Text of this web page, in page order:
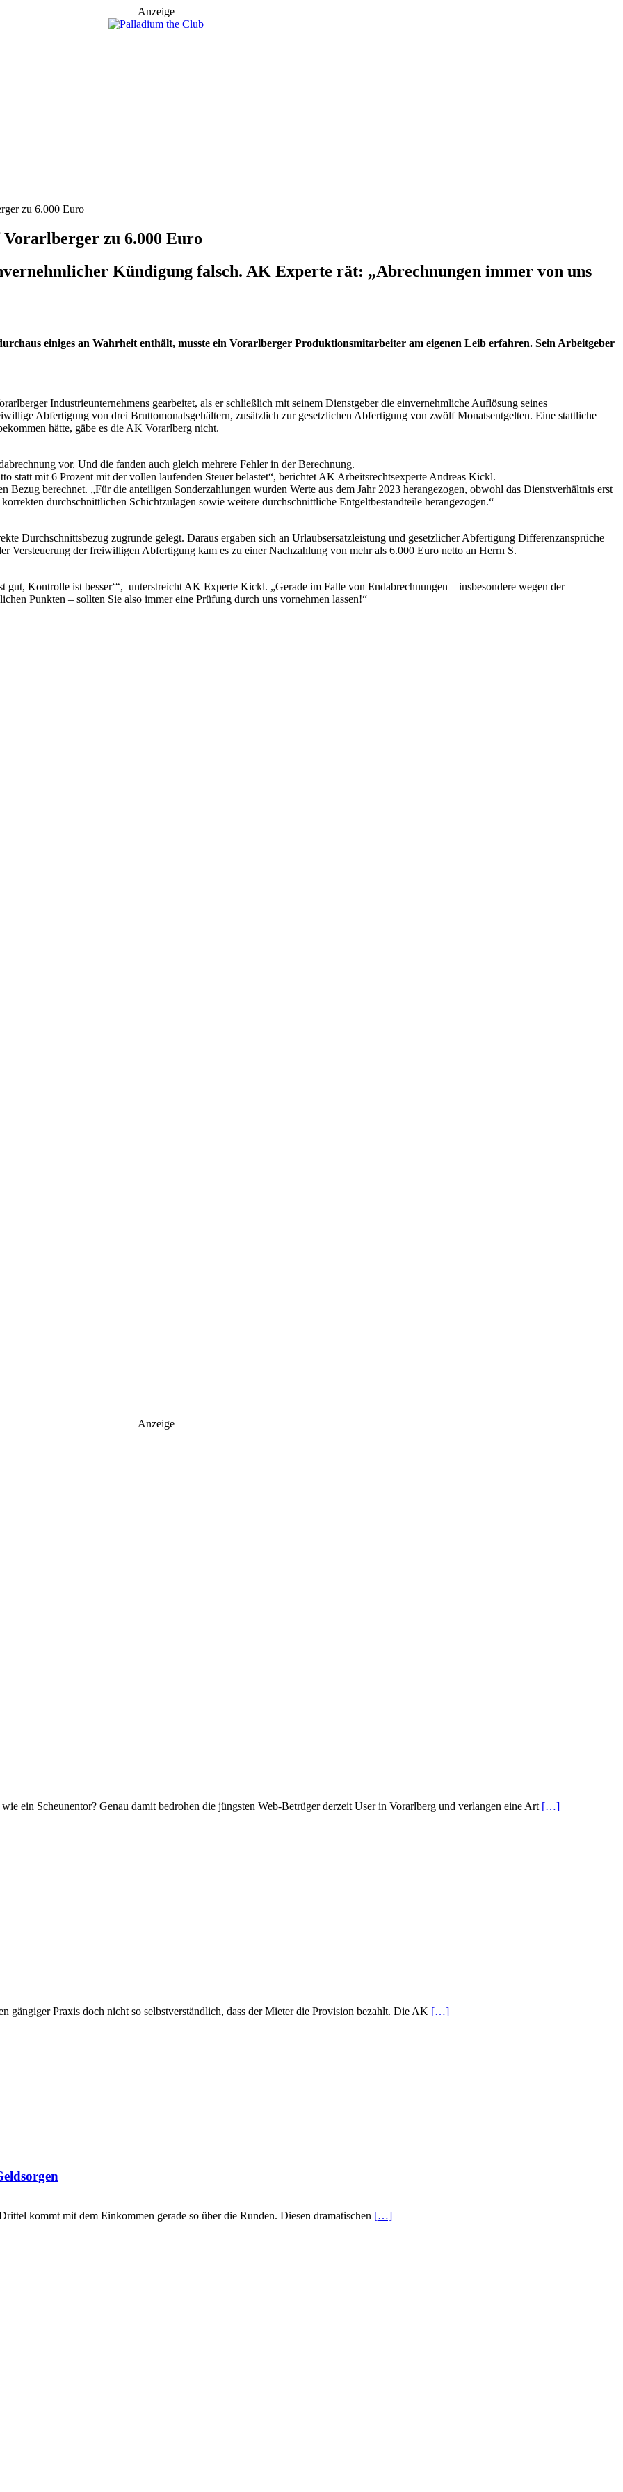
Anzeige
zu 6.000 Euro
zu 6.000 Euro
Kündigung falsch. AK Experte rät: „Abrechnungen immer von uns
einiges an Wahrheit enthält, musste ein Vorarlberger Produktionsmitarbeiter am eigenen Leib erfahren. Sein Arbeitgeber
Industrieunternehmens gearbeitet, als er schließlich mit seinem Dienstgeber die einvernehmliche Auflösung seines
Abfertigung von drei Bruttomonatsgehältern, zusätzlich zur gesetzlichen Abfertigung von zwölf Monatsentgelten. Eine stattliche
hätte, gäbe es die AK Vorarlberg nicht.
vor. Und die fanden auch gleich mehrere Fehler in der Berechnung.
statt mit 6 Prozent mit der vollen laufenden Steuer belastet“, berichtet AK Arbeitsrechtsexperte Andreas Kickl.
berechnet. „Für die anteiligen Sonderzahlungen wurden Werte aus dem Jahr 2023 herangezogen, obwohl das Dienstverhältnis erst
durchschnittlichen Schichtzulagen sowie weitere durchschnittliche Entgeltbestandteile herangezogen.“
Durchschnittsbezug zugrunde gelegt. Daraus ergaben sich an Urlaubsersatzleistung und gesetzlicher Abfertigung Differenzansprüche
Versteuerung der freiwilligen Abfertigung kam es zu einer Nachzahlung von mehr als 6.000 Euro netto an Herrn S.
gut, Kontrolle ist besser‘“, unterstreicht AK Experte Kickl. „Gerade im Falle von Endabrechnungen – insbesondere wegen der
Punkten – sollten Sie also immer eine Prüfung durch uns vornehmen lassen!“
Anzeige
ein Scheunentor? Genau damit bedrohen die jüngsten Web-Betrüger derzeit User in Vorarlberg und verlangen eine Art […]
gängiger Praxis doch nicht so selbstverständlich, dass der Mieter die Provision bezahlt. Die AK […]
kommt mit dem Einkommen gerade so über die Runden. Diesen dramatischen […]